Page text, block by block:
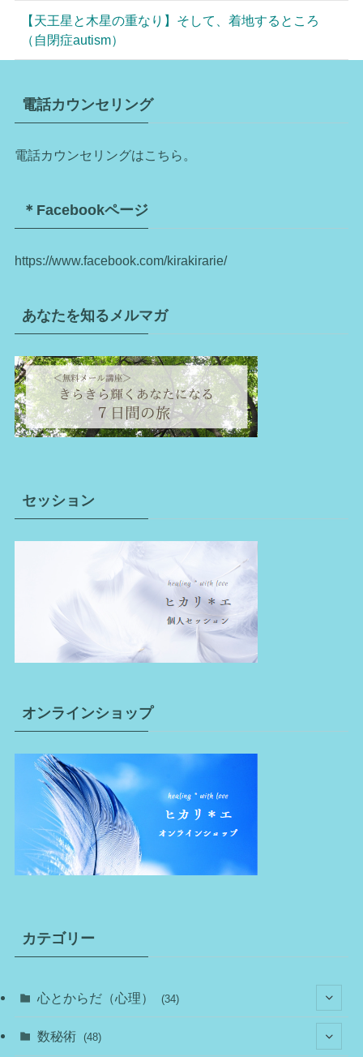
【天王星と木星の重なり】そして、着地するところ
（自閉症autism）
電話カウンセリング
電話カウンセリングはこちら。
＊Facebookページ
https://www.facebook.com/kirakirarie/
あなたを知るメルマガ
セッション
オンラインショップ
カテゴリー
心とからだ（心理） (34)
数秘術 (48)